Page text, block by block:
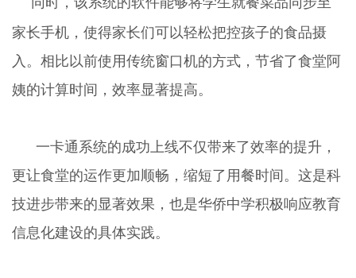
家长手机，使得家长们可以轻松把控孩子的食品摄
入。相比以前使用传统窗口机的方式，节省了食堂阿
姨的计算时间，效率显著提高。
一卡通系统的成功上线不仅带来了效率的提升，
更让食堂的运作更加顺畅，缩短了用餐时间。这是科
技进步带来的显著效果，也是华侨中学积极响应教育
信息化建设的具体实践。